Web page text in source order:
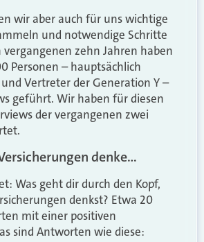
wir aber auch für uns wichtige
und notwendige Schritte
zehn Jahren haben
Personen – hauptsächlich
Vertreter der Generation Y –
geführt. Wir haben für diesen
der vergangenen zwei
denke…
Was geht dir durch den Kopf,
denkst? Etwa 20
mit einer positiven
sind Antworten wie diese: